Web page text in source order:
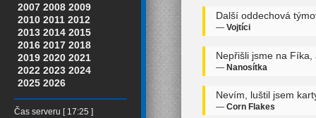
2007 2008 2009
2010 2011 2012
2013 2014 2015
2016 2017 2018
2019 2020 2021
2022 2023 2024
2025 2026
Čas serveru [ 17:25 ]
Další oddechová
— Vojtíci
Nepřišli jsme na
— Nanosítka
Nevím, luštil jsem
— Corn Flakes